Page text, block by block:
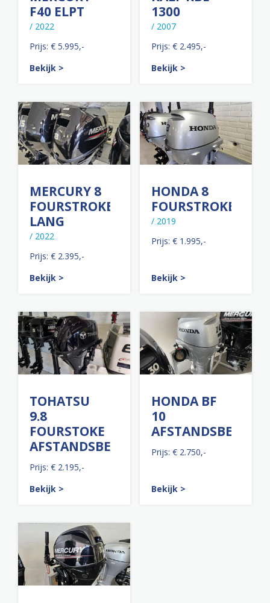
F40 ELPT
/ 2022
Prijs: € 5.995,-
Bekijk >
1300
/ 2007
Prijs: € 2.495,-
Bekijk >
MERCURY 8
FOURSTROKE
LANG
/ 2022
Prijs: € 2.395,-
Bekijk >
HONDA 8
FOURSTROKE
/ 2019
Prijs: € 1.995,-
Bekijk >
TOHATSU
9.8
FOURSTOKE
AFSTANDSBEDIENING
Prijs: € 2.195,-
Bekijk >
HONDA BF
10
Prijs: € 2.750,-
Bekijk >